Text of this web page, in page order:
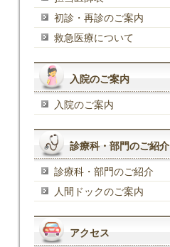
初診・再診のご案内
救急医療について
入院のご案内
入院のご案内
診療科・部門のご紹介
診療科・部門のご紹介
人間ドックのご案内
アクセス